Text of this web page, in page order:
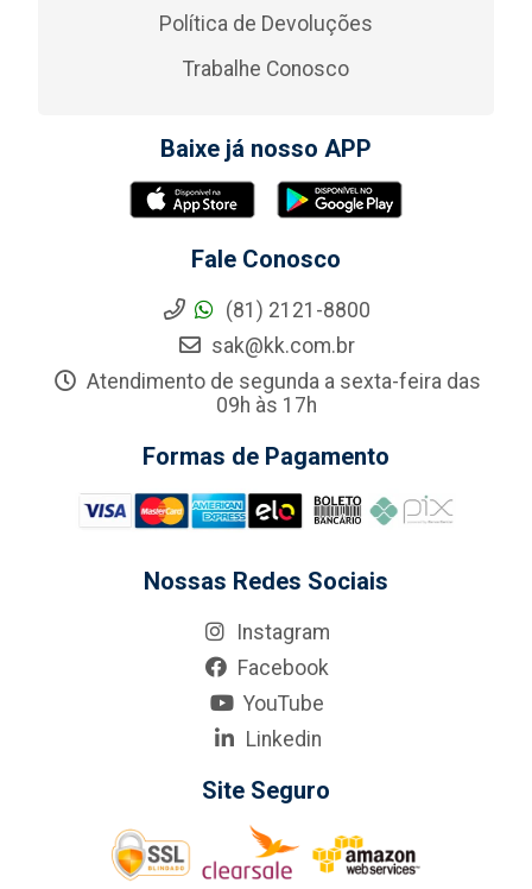
Política de Devoluções
Trabalhe Conosco
Baixe já nosso APP
Fale Conosco
(81) 2121-8800
sak@kk.com.br
Atendimento de segunda a sexta-feira das
09h às 17h
Formas de Pagamento
Nossas Redes Sociais
Instagram
Facebook
YouTube
Linkedin
Site Seguro